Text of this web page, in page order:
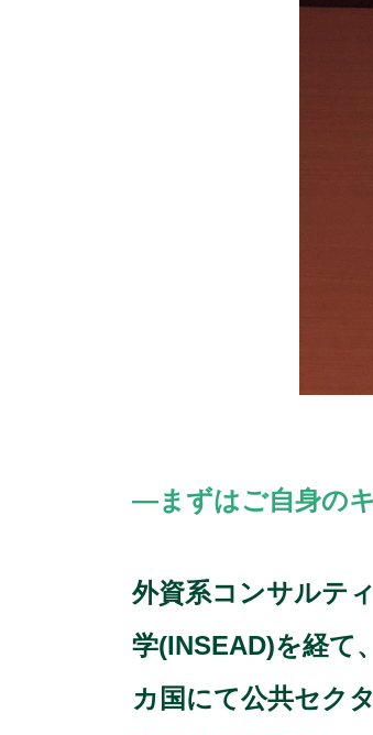
―まずはご自身の
外資系コンサルテ
学(INSEAD)を経て
カ国にて公共セク